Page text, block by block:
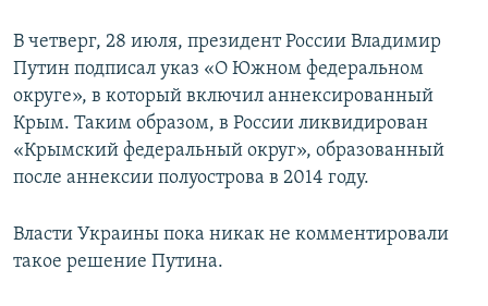
В четверг, 28 июля, президент России Владимир
Путин подписал указ «О Южном федеральном
округе», в который включил аннексированный
Крым. Таким образом, в России ликвидирован
«Крымский федеральный округ», образованный
после аннексии полуострова в 2014 году.
Власти Украины пока никак не комментировали
такое решение Путина.